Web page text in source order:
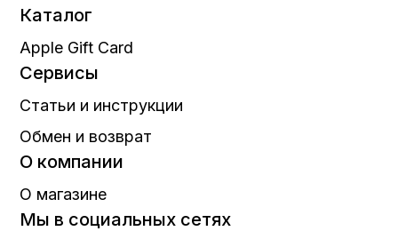
Каталог
Apple Gift Card
Сервисы
Статьи и инструкции
Обмен и возврат
О компании
О магазине
Мы в социальных сетях